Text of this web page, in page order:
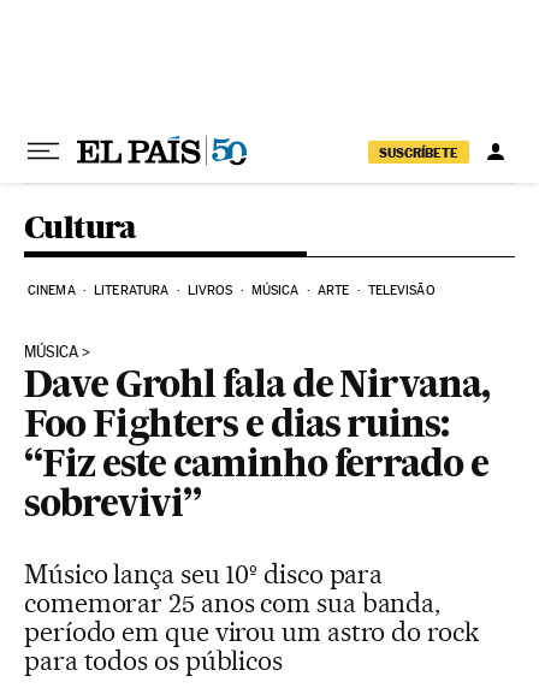
SUSCRÍBETE
Cultura
CINEMA LITERATURA LIVROS MÚSICA ARTE TELEVISÃO
MÚSICA
Dave Grohl fala de Nirvana,
Foo Fighters e dias ruins:
“Fiz este caminho ferrado e
sobrevivi”
Músico lança seu 10º disco para
comemorar 25 anos com sua banda,
período em que virou um astro do rock
para todos os públicos